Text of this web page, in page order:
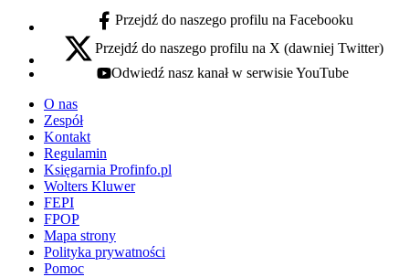
facebook - otwiera się w nowej karcie
Przejdź do naszego profilu na Facebooku
x - otwiera się w nowej karcie
Przejdź do naszego profilu na X (dawniej Twitter)
youtube - otwiera się w nowej karcie
Odwiedź nasz kanał w serwisie YouTube
O nas
Zespół
Kontakt
Regulamin
Księgarnia Profinfo.pl
Wolters Kluwer
FEPI
FPOP
Mapa strony
Polityka prywatności
Pomoc